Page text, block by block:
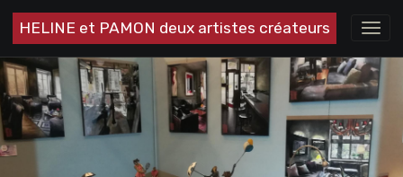
HELINE et PAMON deux artistes créateurs